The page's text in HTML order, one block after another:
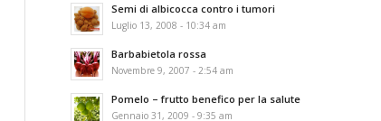
Semi di albicocca contro i tumori
Luglio 13, 2008 - 10:34 am
Barbabietola rossa
Novembre 9, 2007 - 2:54 am
Pomelo – frutto benefico per la salute
Gennaio 31, 2009 - 9:35 am